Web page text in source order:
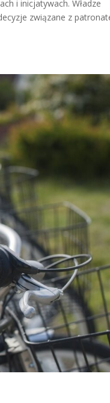
i inicjatywach. Władze
związane z